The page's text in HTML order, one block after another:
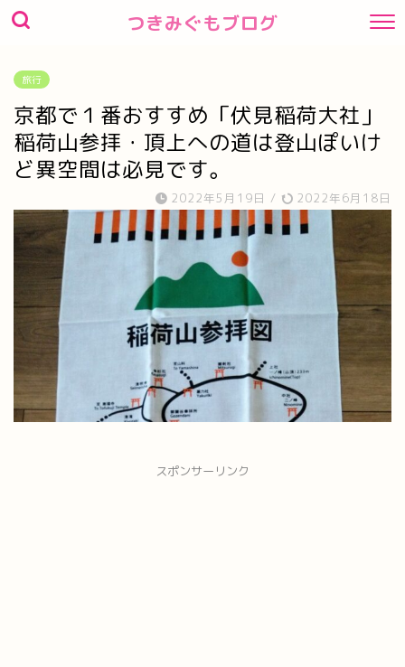
つきみぐもブログ
旅行
京都で１番おすすめ「伏見稲荷大社」
稲荷山参拝・頂上への道は登山ぽいけ
ど異空間は必見です。
2022年5月19日 / 2022年6月18日
スポンサーリンク